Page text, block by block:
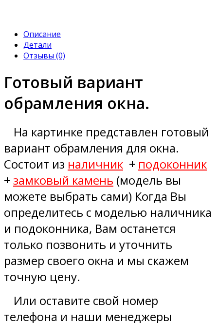
Описание
Детали
Отзывы (0)
Готовый вариант
обрамления окна.
На картинке представлен готовый
вариант обрамления для окна.
Состоит из наличник + подоконник
+ замковый камень (модель вы
можете выбрать сами) Когда Вы
определитесь с моделью наличника
и подоконника, Вам останется
только позвонить и уточнить
размер своего окна и мы скажем
точную цену.
Или оставите свой номер
телефона и наши менеджеры